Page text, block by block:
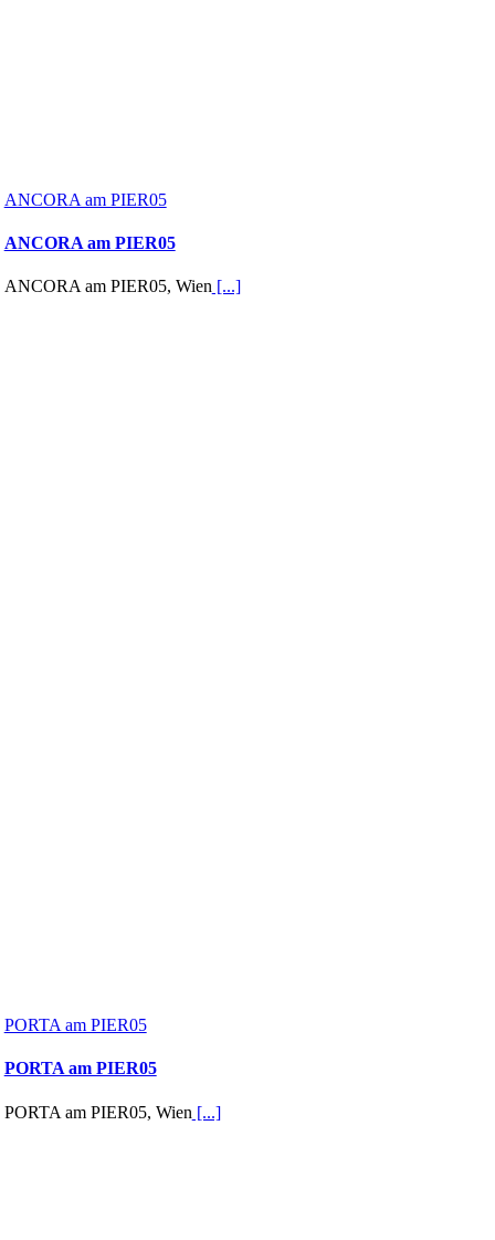
ANCORA am PIER05
ANCORA am PIER05
ANCORA am PIER05, Wien [...]
PORTA am PIER05
PORTA am PIER05
PORTA am PIER05, Wien [...]